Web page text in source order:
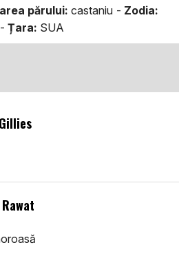
părului: castaniu - Zodia:
Țara: SUA